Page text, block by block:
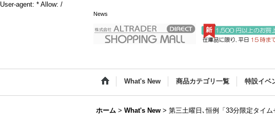
User-agent: * Allow: /
News
What's New 商品カテゴリ一覧 特設イベ
ホーム > What's New > 第三土曜日､恒例「33分限定タイ